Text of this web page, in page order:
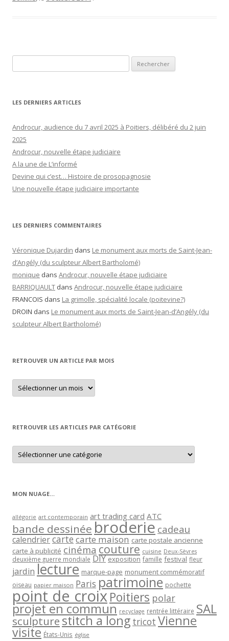
LES DERNIERS ARTICLES
Androcur, audience du 7 avril 2025 à Poitiers, délibéré du 2 juin
2025
Androcur, nouvelle étape judiciaire
A la une de L’informé
Devine qui c’est… Histoire de prosopagnosie
Une nouvelle étape judiciaire importante
LES DERNIERS COMMENTAIRES
Véronique Dujardin dans Le monument aux morts de Saint-Jean-
d’Angély (du sculpteur Albert Bartholomé)
monique dans Androcur, nouvelle étape judiciaire
BARRIQUAULT dans Androcur, nouvelle étape judiciaire
FRANCOIS dans La grimolle, spécialité locale (poitevine?)
DROIN dans Le monument aux morts de Saint-Jean-d’Angély (du
sculpteur Albert Bartholomé)
RETROUVER UN ARTICLE PAR MOIS
Retrouver
un
article
RETROUVER LES ARTICLES PAR CATÉGORIE
Retrouver
les
articles
MON NUAGE…
allégorie art contemporain art trading card ATC
bande dessinée broderie cadeau
calendriercartecarte maison carte postale ancienne
carte à publicité cinéma couture cuisine Deux-Sèvres
deuxième guerre mondiale DIY exposition famille festival fleur
jardin lecture marque-page monument commémoratif
oiseau papier maison Paris patrimoine pochette
point de croixPoitiers polar
projet en commun recyclage rentrée littéraire SAL
sculpturestitch a long tricot Vienne
visite États-Unis église